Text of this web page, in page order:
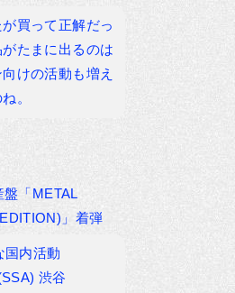
買って正解だっ
たまに出るのは
けの活動も増え
。
盤「METAL
」着弾
国内活動
渋谷